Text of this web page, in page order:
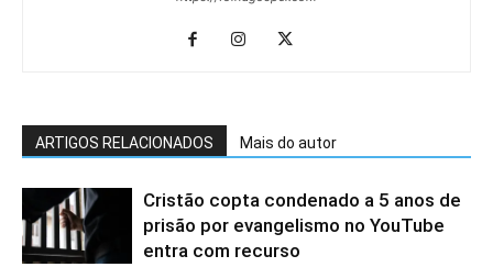
ARTIGOS RELACIONADOS Mais do autor
Cristão copta condenado a 5 anos de
prisão por evangelismo no YouTube
entra com recurso